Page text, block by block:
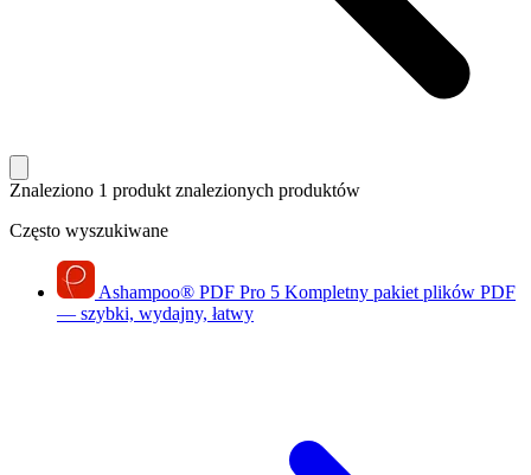
Znaleziono 1 produkt znalezionych produktów
Często wyszukiwane
Ashampoo® PDF Pro 5 Kompletny pakiet plików PDF
— szybki, wydajny, łatwy